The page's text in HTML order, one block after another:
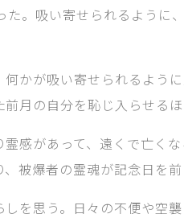
た。吸い寄せられるように
何かが吸い寄せられるよう
月の自分を恥じ入らせるほ
感があって、遠くで亡く
被爆者の霊魂が記念日を
しを思う。日々の不便や空